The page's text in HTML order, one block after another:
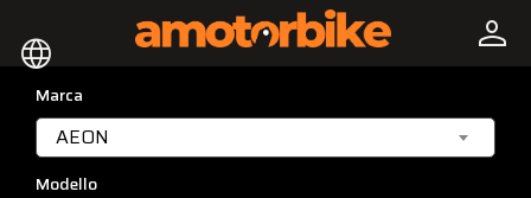
language person
Marca
AEON
Modello